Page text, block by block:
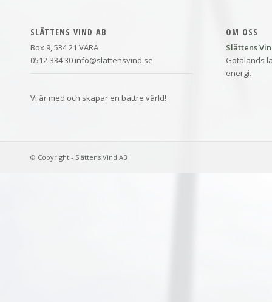
SLÄTTENS VIND AB
Box 9, 534 21 VARA
0512-334 30 info@slattensvind.se
Vi är med och skapar en bättre värld!
OM OSS
Slättens
Götalands
energi.
© Copyright - Slättens Vind AB